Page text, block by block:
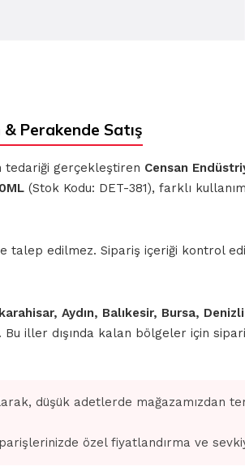
Perakende Satış
tedariği gerçekleştiren Censan
(Stok Kodu: DET-381), farklı
talep edilmez. Sipariş içeriği kontrol
Aydın, Balıkesir, Bursa,
Bu iller dışında kalan bölgeler için
düşük adetlerde mağazamızdan
özel fiyatlandırma ve